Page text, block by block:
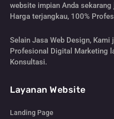
website impian Anda
Harga terjangkau, 100%
Selain Jasa Web Design, Kami
Profesional Digital Marketing
Konsultasi.
Layanan Website
Landing Page